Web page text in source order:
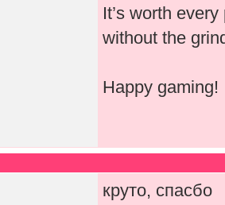
It’s worth
without the
Happy gaming!
круто, спасбо